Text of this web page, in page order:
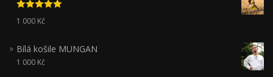
Hodnocení
5.00z 5
1 000 Kč
Bílá košile MUNGAN
1 000 Kč